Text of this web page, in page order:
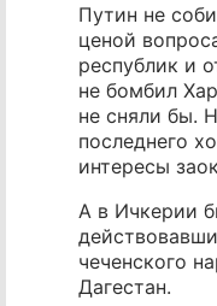
Путин не
ценой
республик и
не бомбил
не сняли бы.
последнего
интересы
А в Ичкерии
чеченского
Дагестан.